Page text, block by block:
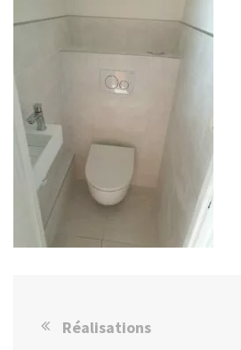
Réalisations